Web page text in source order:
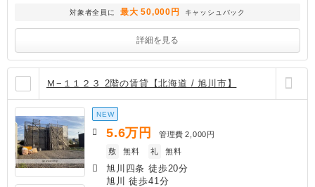
対象者全員に 最大 50,000円 キャッシュバック
詳細を見る
Ｍ−１１２３ 2階の賃貸【北海道 / 旭川市】
NEW
5.6万円 管理費 2,000円
敷
無料 礼 無料
旭川四条 徒歩20分
旭川 徒歩41分